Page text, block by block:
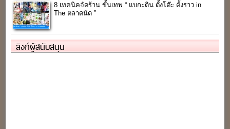
8 เทคนิคจัดร้าน ขั้นเทพ “ แบกะดิน ตั้งโต๊ะ ตั้งราว in
The ตลาดนัด ”
ลิงก์ผู้สนับสนุน